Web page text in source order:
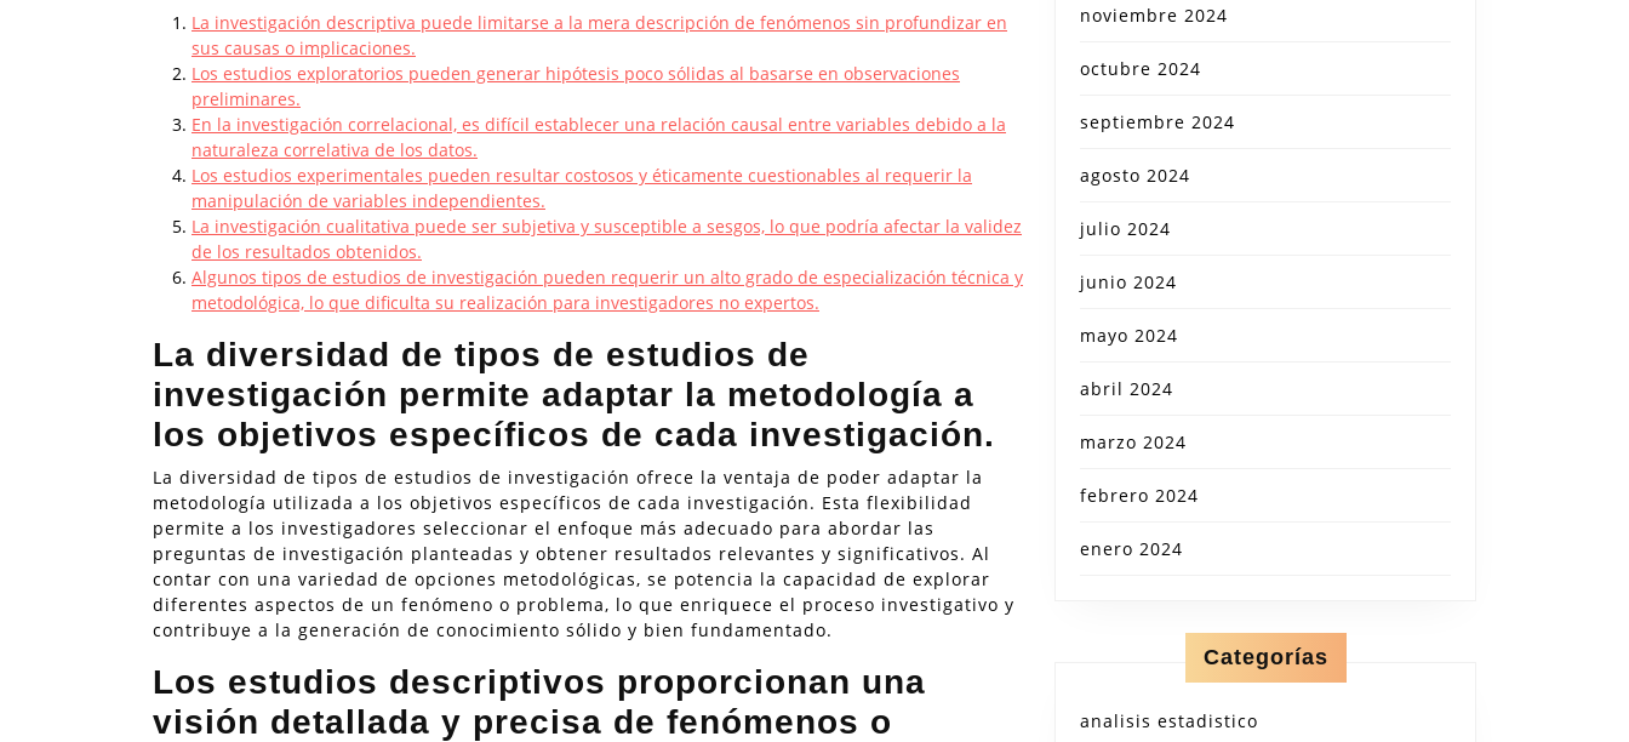
La investigación descriptiva puede limitarse a la mera descripción de fenómenos sin profundizar en
sus causas o implicaciones.
Los estudios exploratorios pueden generar hipótesis poco sólidas al basarse en observaciones
preliminares.
En la investigación correlacional, es difícil establecer una relación causal entre variables debido a la
naturaleza correlativa de los datos.
Los estudios experimentales pueden resultar costosos y éticamente cuestionables al requerir la
manipulación de variables independientes.
La investigación cualitativa puede ser subjetiva y susceptible a sesgos, lo que podría afectar la validez
de los resultados obtenidos.
Algunos tipos de estudios de investigación pueden requerir un alto grado de especialización técnica y
metodológica, lo que dificulta su realización para investigadores no expertos.
La diversidad de tipos de estudios de
investigación permite adaptar la metodología a
los objetivos específicos de cada investigación.
La diversidad de tipos de estudios de investigación ofrece la ventaja de poder adaptar la
metodología utilizada a los objetivos específicos de cada investigación. Esta flexibilidad
permite a los investigadores seleccionar el enfoque más adecuado para abordar las
preguntas de investigación planteadas y obtener resultados relevantes y significativos. Al
contar con una variedad de opciones metodológicas, se potencia la capacidad de explorar
diferentes aspectos de un fenómeno o problema, lo que enriquece el proceso investigativo y
contribuye a la generación de conocimiento sólido y bien fundamentado.
Los estudios descriptivos proporcionan una
visión detallada y precisa de fenómenos o
noviembre 2024
octubre 2024
septiembre 2024
agosto 2024
julio 2024
junio 2024
mayo 2024
abril 2024
marzo 2024
febrero 2024
enero 2024
Categorías
analisis estadistico